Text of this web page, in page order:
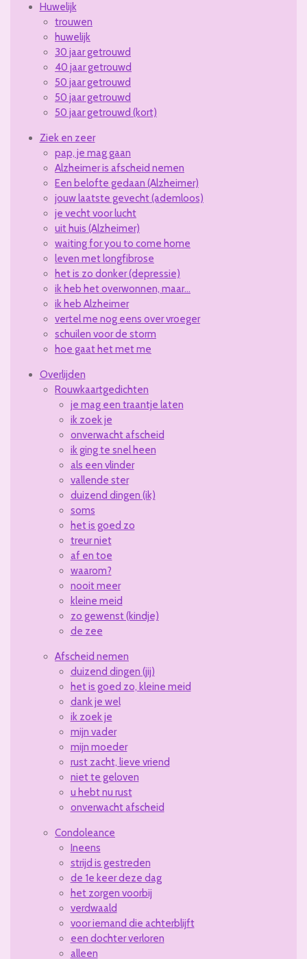
Huwelijk
trouwen
huwelijk
30 jaar getrouwd
40 jaar getrouwd
50 jaar getrouwd
50 jaar getrouwd
50 jaar getrouwd (kort)
Ziek en zeer
pap, je mag gaan
Alzheimer is afscheid nemen
Een belofte gedaan (Alzheimer)
jouw laatste gevecht (ademloos)
je vecht voor lucht
uit huis (Alzheimer)
waiting for you to come home
leven met longfibrose
het is zo donker (depressie)
ik heb het overwonnen, maar...
ik heb Alzheimer
vertel me nog eens over vroeger
schuilen voor de storm
hoe gaat het met me
Overlijden
Rouwkaartgedichten
je mag een traantje laten
ik zoek je
onverwacht afscheid
ik ging te snel heen
als een vlinder
vallende ster
duizend dingen (ik)
soms
het is goed zo
treur niet
af en toe
waarom?
nooit meer
kleine meid
zo gewenst (kindje)
de zee
Afscheid nemen
duizend dingen (jij)
het is goed zo, kleine meid
dank je wel
ik zoek je
mijn vader
mijn moeder
rust zacht, lieve vriend
niet te geloven
u hebt nu rust
onverwacht afscheid
Condoleance
Ineens
strijd is gestreden
de 1e keer deze dag
het zorgen voorbij
verdwaald
voor iemand die achterblijft
een dochter verloren
alleen